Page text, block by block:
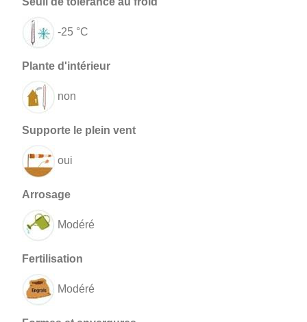
-25 °C
non
oui
Modéré
Modéré